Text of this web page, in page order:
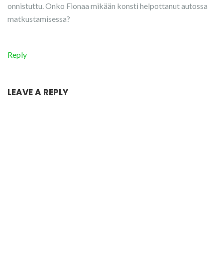
onnistuttu. Onko Fionaa mikään konsti helpottanut autossa
matkustamisessa?
Reply
LEAVE A REPLY